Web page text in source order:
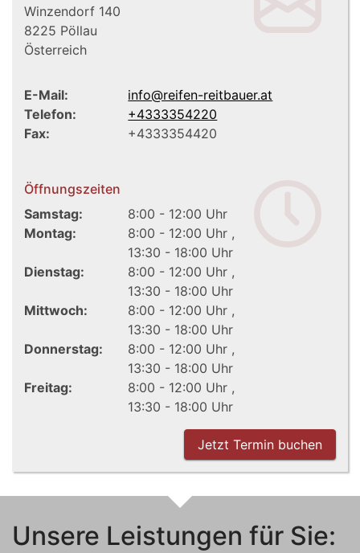
Winzendorf 140
8225 Pöllau
Österreich
E-Mail:
info@reifen-reitbauer.at
Telefon:
+4333354220
Fax:
+4333354420
Öffnungszeiten
Samstag:
8:00 - 12:00 Uhr
Montag:
8:00 - 12:00 Uhr
13:30 - 18:00 Uhr
Dienstag:
8:00 - 12:00 Uhr
13:30 - 18:00 Uhr
Mittwoch:
8:00 - 12:00 Uhr
13:30 - 18:00 Uhr
Donnerstag:
8:00 - 12:00 Uhr
13:30 - 18:00 Uhr
Freitag:
8:00 - 12:00 Uhr
13:30 - 18:00 Uhr
Jetzt Termin buchen
Unsere Leistungen für Sie: